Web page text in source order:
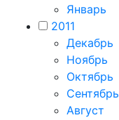
Январь
2011
Декабрь
Ноябрь
Октябрь
Сентябрь
Август